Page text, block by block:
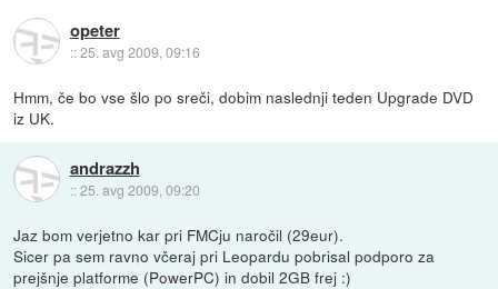
opeter
::25. avg 2009, 09:16
Hmm, če bo vse šlo po sreči, dobim naslednji teden Upgrade DVD
iz UK.
andrazzh
::25. avg 2009, 09:20
Jaz bom verjetno kar pri FMCju naročil (29eur).
Sicer pa sem ravno včeraj pri Leopardu pobrisal podporo za
prejšnje platforme (PowerPC) in dobil 2GB frej :)